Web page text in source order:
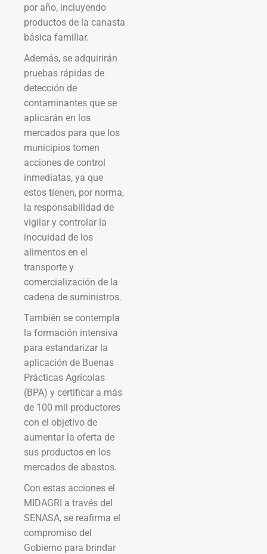
por año, incluyendo
productos de la canasta
básica familiar.
Además, se adquirirán
pruebas rápidas de
detección de
contaminantes que se
aplicarán en los
mercados para que los
municipios tomen
acciones de control
inmediatas, ya que
estos tienen, por norma,
la responsabilidad de
vigilar y controlar la
inocuidad de los
alimentos en el
transporte y
comercialización de la
cadena de suministros.
También se contempla
la formación intensiva
para estandarizar la
aplicación de Buenas
Prácticas Agrícolas
(BPA) y certificar a más
de 100 mil productores
con el objetivo de
aumentar la oferta de
sus productos en los
mercados de abastos.
Con estas acciones el
MIDAGRI a través del
SENASA, se reafirma el
compromiso del
Gobierno para brindar